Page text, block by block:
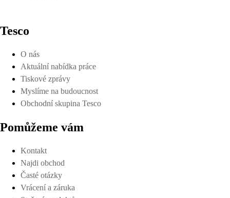
Tesco
O nás
Aktuální nabídka práce
Tiskové zprávy
Myslíme na budoucnost
Obchodní skupina Tesco
Pomůžeme vám
Kontakt
Najdi obchod
Časté otázky
Vrácení a záruka